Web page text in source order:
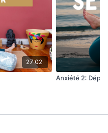
et ton corps se délier
sur une semaine (ou
des autres modules du
27:02
Anxiété 2: